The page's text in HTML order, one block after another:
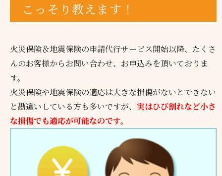
こっそり教えます！
火災保険＆地震保険の申請代行サービス開始以降、たくさ
んのお客様からお問い合わせ、お申込みを頂いておりま
す。
火災保険や地震保険の適応は大きな損傷がないとできない
と勘違いしている方も多いですが、実はひび割れなど小さ
な損傷でも適応が可能なのです。